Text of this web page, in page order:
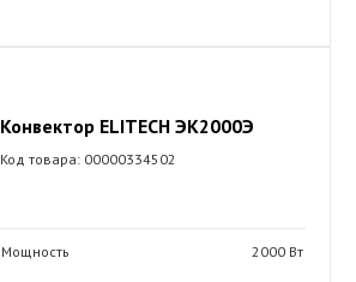
Конвектор ELITECH ЭК2000Э
Код товара: 00000334502
Мощность 2000 Вт